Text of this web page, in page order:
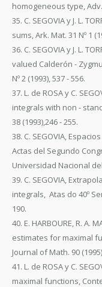
homogeneous type, Adv.
35. C. SEGOVIA y J. L.
sums, Ark. Mat. 31 Nº 1
36. C. SEGOVIA y J. L.
valued Calderón -
Nº 2 (1993), 537 - 556.
37. L. de ROSA y C.
integrals with non -
38 (1993),246 - 255.
38. C. SEGOVIA,
Actas del Segundo
Universidad Nacional
39. C. SEGOVIA,
integrals, Atas do 40º
190.
40. E. HARBOURE, R. A.
estimates for maximal
Journal of Math. 90
41. L. de ROSA y C.
maximal functions,